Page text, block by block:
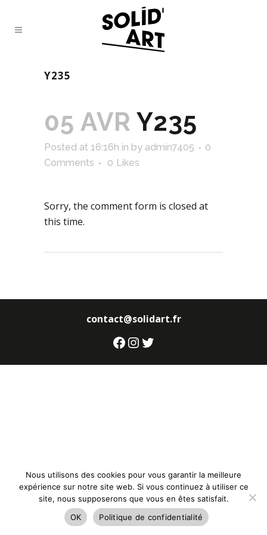
Y235
05 AVR Y235
Posted at 16:16h in by admin7405
0
Comments
0 Likes
Sorry, the comment form is closed at
this time.
contact@solidart.fr
Facebook
Instagram
Twitter
Nous utilisons des cookies pour vous garantir la meilleure
expérience sur notre site web. Si vous continuez à utiliser ce
site, nous supposerons que vous en êtes satisfait.
OK
Politique de confidentialité